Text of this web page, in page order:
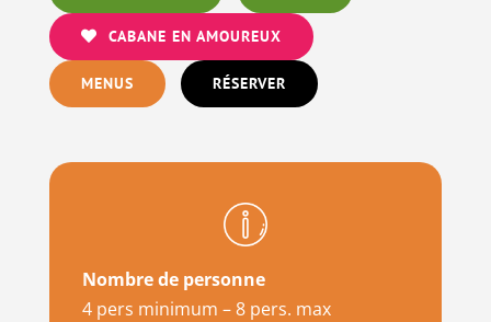
CABANE EN AMOUREUX
MENUS RÉSERVER
Nombre de personne
4 pers minimum – 8 pers. max